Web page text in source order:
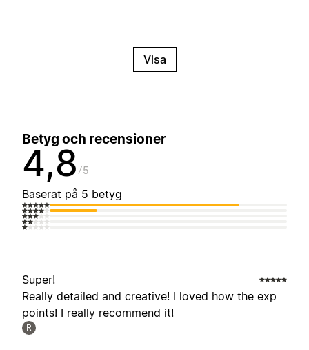
Visa
Betyg och recensioner
4,8 5
Baserat på 5 betyg
Super!
Really detailed and creative! I loved how the exp
points! I really recommend it!
R